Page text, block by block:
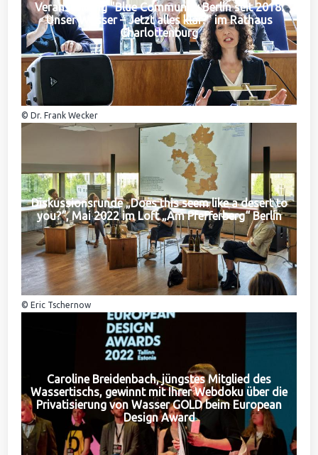
Veranstaltung "Blue Community Berlin seit 2018:
Unser Wasser – Jetzt alles klar?" im Rathaus
Charlottenburg
© Dr. Frank Wecker
Diskussionsrunde „Does this seem like a desert to
you?“, Mai 2022 im Loft „Am Pfefferberg“ Berlin
© Eric Tschernow
Caroline Breidenbach, jüngstes Mitglied des
Wassertischs, gewinnt mit Ihrer Webdoku über die
Privatisierung von Wasser GOLD beim European
Design Award